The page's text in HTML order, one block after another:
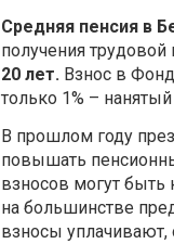
Средняя пенсия в
получения
20 лет. Взнос в
только 1% –
В прошлом году
повышать
взносов могут быть
на большинстве
взносы